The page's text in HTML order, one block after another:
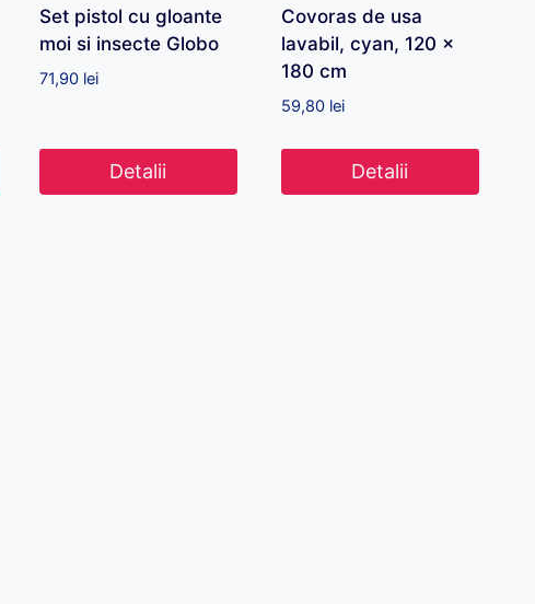
Set pistol cu gloante
moi si insecte Globo
71,90 lei
Detalii
Covoras de usa
lavabil, cyan, 120 x
180 cm
59,80 lei
Detalii